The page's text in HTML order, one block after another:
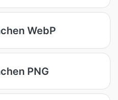
WebP
PNG